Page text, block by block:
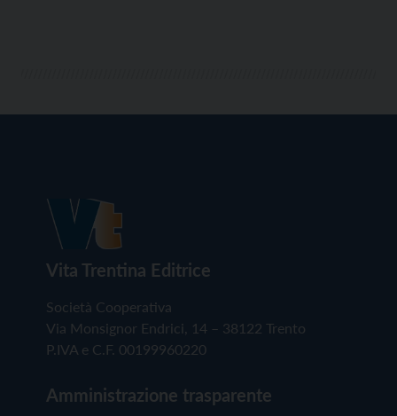
Vita Trentina Editrice
Società Cooperativa
Via Monsignor Endrici, 14 – 38122 Trento
P.IVA e C.F. 00199960220
Amministrazione trasparente